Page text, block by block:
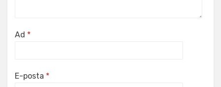
Ad *
E-posta *